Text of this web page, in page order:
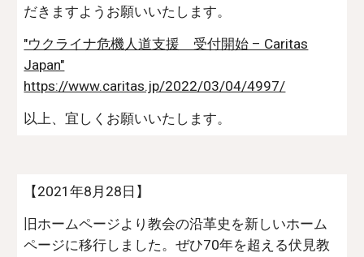
だきますようお願いいたします。
"ウクライナ危機人道支援 受付開始 – Caritas
Japan"
https://www.caritas.jp/2022/03/04/4997/
以上、宜しくお願いいたします。
【2021年8月28日】
旧ホームページより教会の沿革史を新しいホーム
ページに移行しました。ぜひ70年を超える伏見教